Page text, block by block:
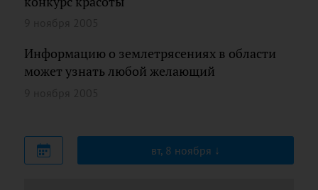
Информацию о землетрясениях в области
может узнать любой желающий
вт, 8 ноября